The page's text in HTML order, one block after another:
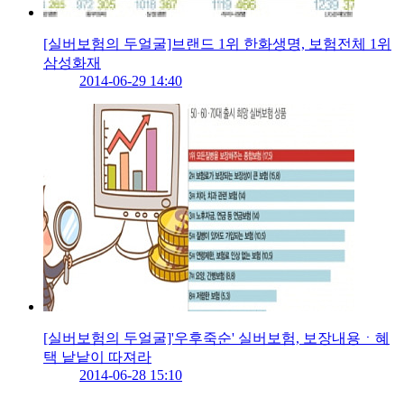
[실버보험의 두얼굴]브랜드 1위 한화생명, 보험전체 1위
삼성화재
2014-06-29 14:40
[실버보험의 두얼굴]'우후죽순' 실버보험, 보장내용ㆍ혜
택 낱낱이 따져라
2014-06-28 15:10